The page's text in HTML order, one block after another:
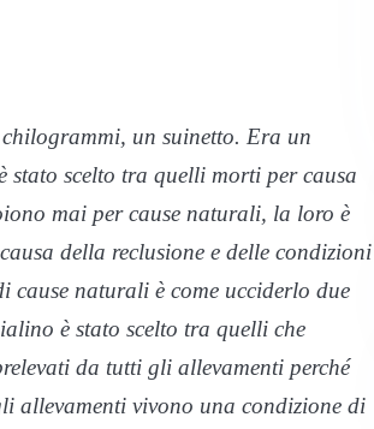
un suinetto. Era un
stato scelto tra quelli morti per causa
mai per cause naturali, la loro è
della reclusione e delle condizioni
cause naturali è come ucciderlo due
è stato scelto tra quelli che
da tutti gli allevamenti perché
allevamenti vivono una condizione di